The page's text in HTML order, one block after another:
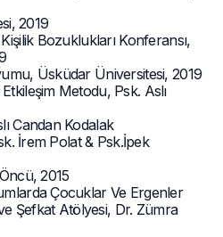
2019
Bozuklukları Konferansı,
Üsküdar Üniversitesi, 2019
Metodu, Psk. Aslı
Candan Kodalak
İrem Polat & Psk.İpek
2015
Çocuklar Ve Ergenler
Şefkat Atölyesi, Dr. Zümra